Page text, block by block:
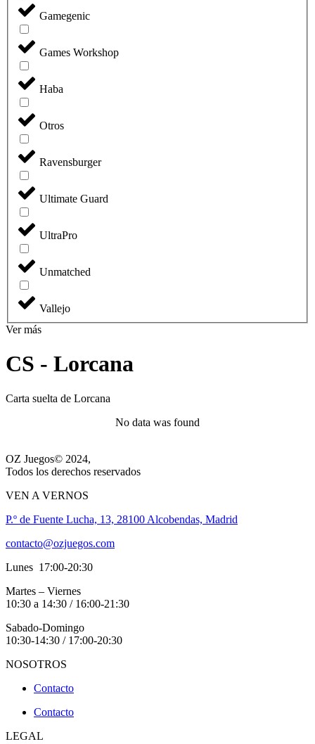
Gamegenic
Games Workshop
Haba
Otros
Ravensburger
Ultimate Guard
UltraPro
Unmatched
Vallejo
Ver más
CS - Lorcana
Carta suelta de Lorcana
No data was found
OZ Juegos© 2024,
Todos los derechos reservados
VEN A VERNOS
P.º de Fuente Lucha, 13, 28100 Alcobendas, Madrid
contacto@ozjuegos.com
Lunes 17:00-20:30
Martes – Viernes
10:30 a 14:30 / 16:00-21:30
Sabado-Domingo
10:30-14:30 / 17:00-20:30
NOSOTROS
Contacto
Contacto
LEGAL